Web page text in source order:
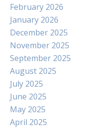
February 2026
January 2026
December 2025
November 2025
September 2025
August 2025
July 2025
June 2025
May 2025
April 2025